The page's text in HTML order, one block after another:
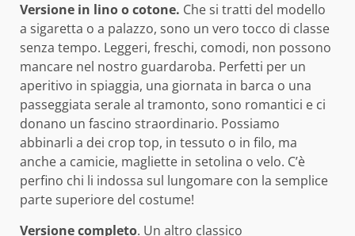
Versione in lino o cotone. Che si tratti del modello
a sigaretta o a palazzo, sono un vero tocco di classe
senza tempo. Leggeri, freschi, comodi, non possono
mancare nel nostro guardaroba. Perfetti per un
aperitivo in spiaggia, una giornata in barca o una
passeggiata serale al tramonto, sono romantici e ci
donano un fascino straordinario. Possiamo
abbinarli a dei crop top, in tessuto o in filo, ma
anche a camicie, magliette in setolina o velo. C’è
perfino chi li indossa sul lungomare con la semplice
parte superiore del costume!
Versione completo. Un altro classico